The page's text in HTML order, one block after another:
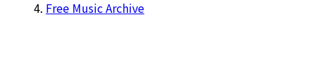
Free Music Archive